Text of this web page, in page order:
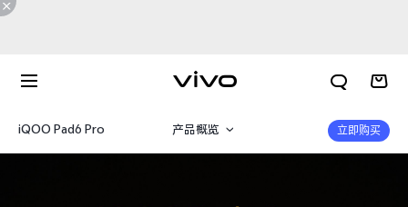
iQOO Pad6 Pro 产品概览 立即购买